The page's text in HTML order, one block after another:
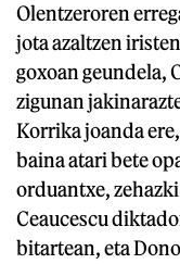
Olentzeroren
jota azaltzen
goxoan geundela,
zigunan
Korrika joanda
baina atari bete
orduantxe,
Ceaucescu
bitartean, eta